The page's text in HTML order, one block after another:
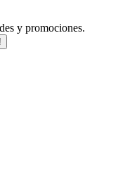
y promociones.